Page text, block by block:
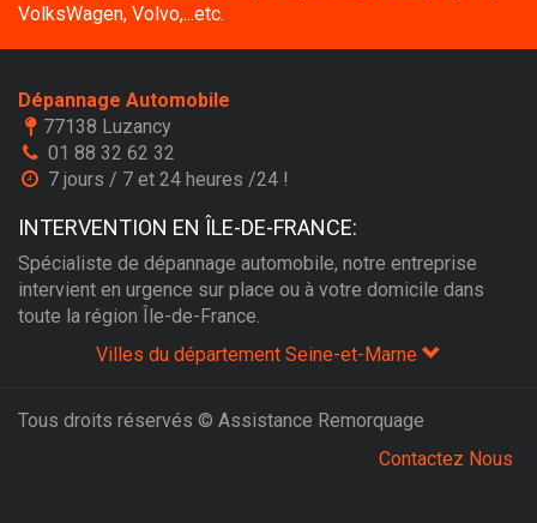
VolksWagen, Volvo,...etc.
Dépannage Automobile
77138 Luzancy
01 88 32 62 32
7 jours / 7 et 24 heures /24 !
INTERVENTION EN ÎLE-DE-FRANCE:
Spécialiste de dépannage automobile, notre entreprise
intervient en urgence sur place ou à votre domicile dans
toute la région Île-de-France.
Villes du département Seine-et-Marne
Tous droits réservés © Assistance Remorquage
Contactez Nous